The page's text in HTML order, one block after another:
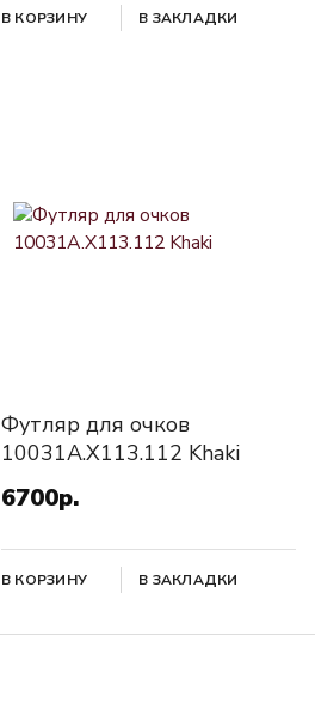
В КОРЗИНУ В ЗАКЛАДКИ
Футляр для очков
10031A.X113.112 Khaki
6700р.
В КОРЗИНУ В ЗАКЛАДКИ